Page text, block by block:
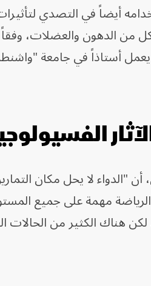
أيضاً في التصدي
الدهون والعضلات، وفقاً
أستاذاً في جامعة
"الدواء لا يحل مكان
مهمة على جميع
لكن هناك الكثير من الحالات